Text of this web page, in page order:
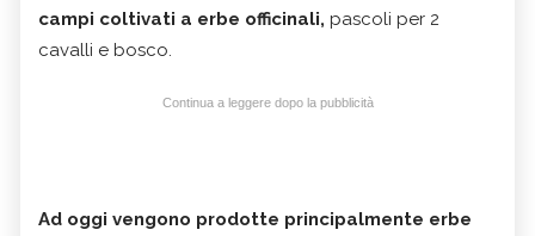
campi coltivati a erbe officinali, pascoli per 2
cavalli e bosco.
Continua a leggere dopo la pubblicità
Ad oggi vengono prodotte principalmente erbe